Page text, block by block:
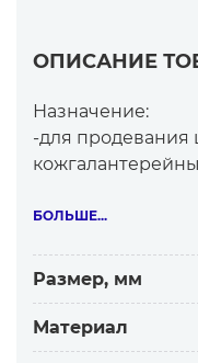
ОПИСАНИЕ
Назначение:
-для продевания
-как
-блочка
-нижнее кольцо
Дизайн:
-круглой формы,
БОЛЬШЕ...
Размер, мм
Материал